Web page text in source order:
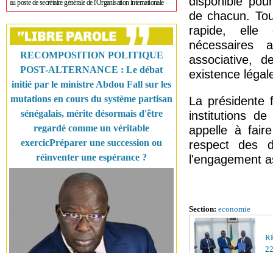
au poste de secrétaire générale de l'Organisation internationale
RECOMPOSITION POLITIQUE
POST-ALTERNANCE : Le débat
initié par le ministre Abdou Fall sur les
mutations en cours du système partisan
sénégalais, mérite désormais d'être
regardé comme un véritable
exercicPréparer une succession ou
réinventer une espérance ?
de chacun.
rapide, elle
nécessaires
associative,
existence
La présidente
institutions
appelle à
respect des
l'engagement
Section: economie